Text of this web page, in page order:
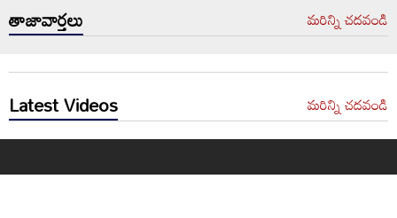
తాజావార్తలు మరిన్ని చదవండి
Latest Videos మరిన్ని చదవండి